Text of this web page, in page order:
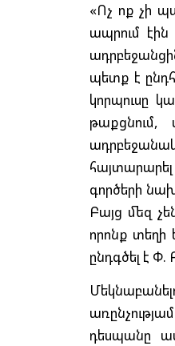
«Ոչ ոք չի
ապրում
պետք է
կորպուսը
գործերի
Բայց մեզ
որոնք տեղի
ընդգծել է Փ.
դեսպանը